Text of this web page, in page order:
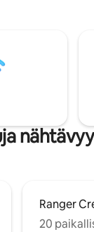
katetun
päässä San
ja 12 minuutin
– tämä on
Ranger
20